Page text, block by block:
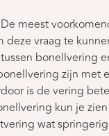
meest
deze vraag te
bonellvering
zijn met
is de vering
kun je
wat